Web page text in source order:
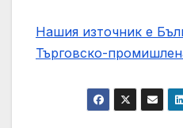
Нашия източник е
Търговско-